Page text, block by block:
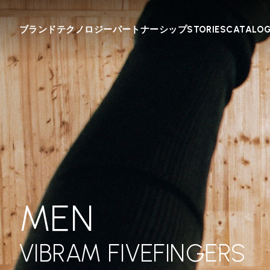
ブランドテクノロジーパートナーシップSTORIES
MEN
VIBRAM FIVEFINGERS